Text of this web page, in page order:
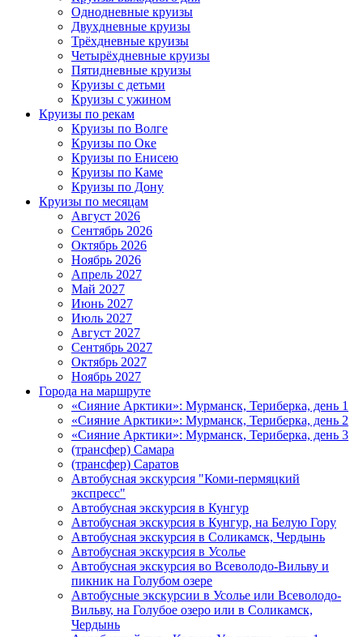
Однодневные круизы
Двухдневные круизы
Трёхдневные круизы
Четырёхдневные круизы
Пятидневные круизы
Круизы с детьми
Круизы с ужином
Круизы по рекам
Круизы по Волге
Круизы по Оке
Круизы по Енисею
Круизы по Каме
Круизы по Дону
Круизы по месяцам
Август 2026
Сентябрь 2026
Октябрь 2026
Ноябрь 2026
Апрель 2027
Май 2027
Июнь 2027
Июль 2027
Август 2027
Сентябрь 2027
Октябрь 2027
Ноябрь 2027
Города на маршруте
«Сияние Арктики»: Мурманск, Териберка, день 1
«Сияние Арктики»: Мурманск, Териберка, день 2
«Сияние Арктики»: Мурманск, Териберка, день 3
(трансфер) Самара
(трансфер) Саратов
Автобусная экскурсия "Коми-пермяцкий
экспресс"
Автобусная экскурсия в Кунгур
Автобусная экскурсия в Кунгур, на Белую Гору
Автобусная экскурсия в Соликамск, Чердынь
Автобусная экскурсия в Усолье
Автобусная экскурсия во Всеволодо-Вильву и
пикник на Голубом озере
Автобусные экскурсии в Усолье или Всеволодо-
Вильву, на Голубое озеро или в Соликамск,
Чердынь